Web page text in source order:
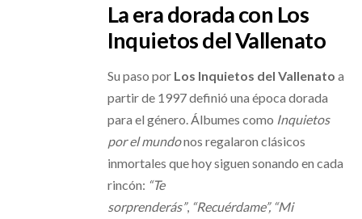
La era dorada con Los
Inquietos del Vallenato
Su paso por Los Inquietos del Vallenato a
partir de 1997 definió una época dorada
para el género. Álbumes como Inquietos
por el mundonos regalaron clásicos
inmortales que hoy siguen sonando en cada
rincón: “Te
sorprenderás”, “Recuérdame”, “Mi